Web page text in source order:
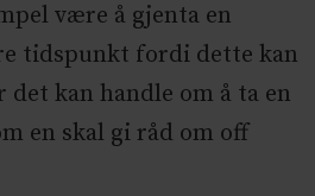
være å gjenta en
tidspunkt fordi dette kan
det kan handle om å ta en
en skal gi råd om off